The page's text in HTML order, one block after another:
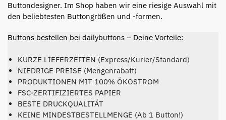
Buttondesigner. Im Shop haben wir eine riesige Auswahl mit
den beliebtesten Buttongrößen und -formen.
Buttons bestellen bei dailybuttons – Deine Vorteile:
KURZE LIEFERZEITEN (Express/Kurier/Standard)
NIEDRIGE PREISE (Mengenrabatt)
PRODUKTIONEN MIT 100% ÖKOSTROM
FSC-ZERTIFIZIERTES PAPIER
BESTE DRUCKQUALITÄT
KEINE MINDESTBESTELLMENGE (Ab 1 Button!)